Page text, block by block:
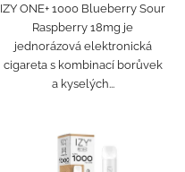
IZY ONE+ 1000 Blueberry Sour
Raspberry 18mg je
jednorázová elektronická
cigareta s kombinací borůvek
a kyselých...